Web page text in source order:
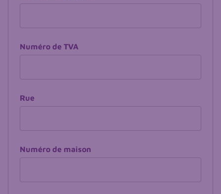
Numéro de TVA
Rue
Numéro de maison